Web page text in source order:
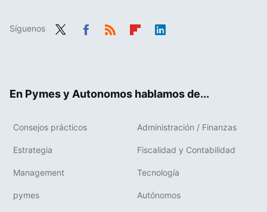
Síguenos
En Pymes y Autonomos hablamos de...
Consejos prácticos Administración / Finanzas
Estrategia Fiscalidad y Contabilidad
Management Tecnología
pymes Autónomos